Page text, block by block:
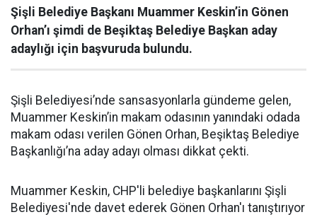
Şişli Belediye Başkanı Muammer Keskin’in Gönen
Orhan’ı şimdi de Beşiktaş Belediye Başkan aday
adaylığı için başvuruda bulundu.
Şişli Belediyesi’nde sansasyonlarla gündeme gelen,
Muammer Keskin’in makam odasının yanındaki odada
makam odası verilen Gönen Orhan, Beşiktaş Belediye
Başkanlığı’na aday adayı olması dikkat çekti.
Muammer Keskin, CHP'li belediye başkanlarını Şişli
Belediyesi'nde davet ederek Gönen Orhan'ı tanıştırıyor